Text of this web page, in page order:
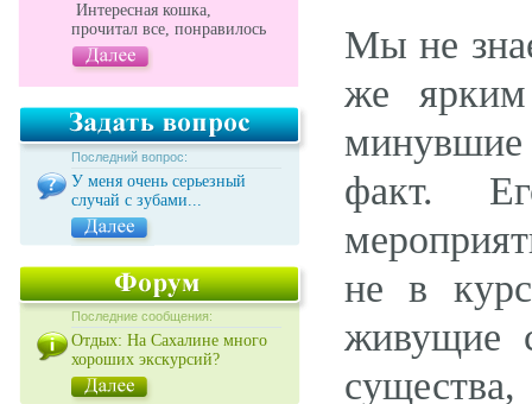
Интересная кошка,
прочитал все, понравилось
Последний вопрос:
У меня очень серьезный
случай с зубами...
Последние сообщения:
Отдых: На Сахалине много
хороших экскурсий?
Мы не
же
факт.
не в
живущие